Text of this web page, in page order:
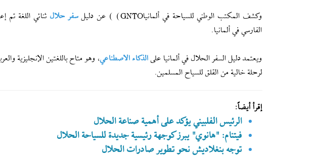
وكشف المكتب الوطني للسياحة في ألمانياGNTO) ) عن دليل سفر حلال ثنائي اللغة
الفارسي في ألمانيا.
ويعتمد دليل السفر الحلال في ألمانيا على الذكاء الاصطناعي، وهو متاح باللغتين الإنجليزية
لرحلة خالية من القلق للسياح المسلمين.
إقرأ أيضاً:
الرئيس الفلبيني يؤكد على أهمية صناعة الحلال
فيتنام: "هانوي" يبرز كوجهة رئيسية جديدة للسياحة الحلال
توجه بنغلاديش نحو تطوير صادرات الحلال